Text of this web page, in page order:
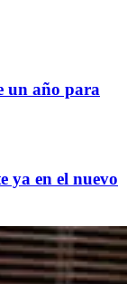
un año para
ya en el nuevo